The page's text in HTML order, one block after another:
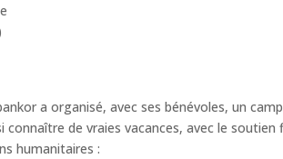
a organisé, avec ses bénévoles, un
de vraies vacances, avec le
humanitaires :